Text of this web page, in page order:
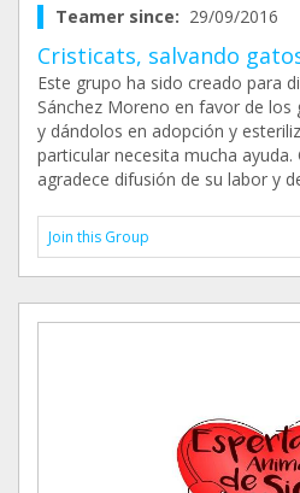
Teamer since: 29/09/2016
Cristicats, salvando
Este grupo ha sido creado para
Sánchez Moreno en favor de
y dándolos en adopción y
particular necesita mucha ayuda.
agradece difusión de su labor y
Join this Group